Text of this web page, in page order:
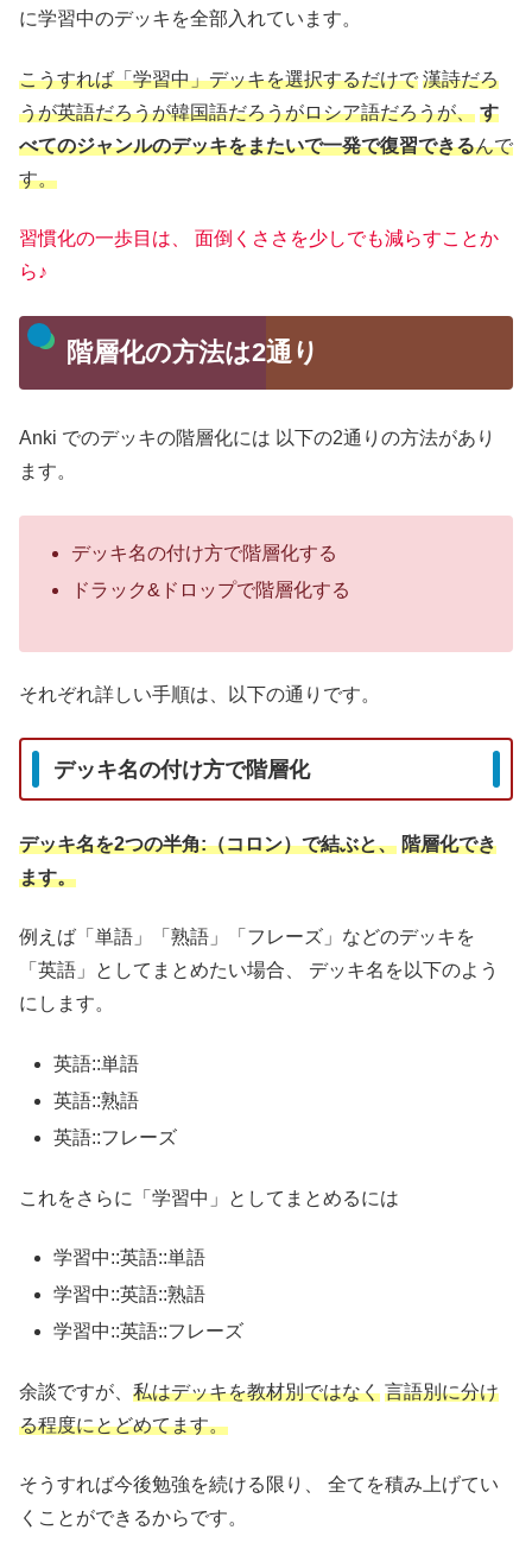
に学習中のデッキを全部入れています。
こうすれば「学習中」デッキを選択するだけで 漢詩だろ
うが英語だろうが韓国語だろうがロシア語だろうが、 す
べてのジャンルのデッキをまたいで一発で復習できるんで
す。
習慣化の一歩目は、
面倒くささを少しでも減らすことか
ら♪
階層化の方法は2通り
Anki でのデッキの階層化には 以下の2通りの方法があり
ます。
デッキ名の付け方で階層化する
ドラック&ドロップで階層化する
それぞれ詳しい手順は、以下の通りです。
デッキ名の付け方で階層化
デッキ名を2つの半角:（コロン）で結ぶと、 階層化でき
ます。
例えば「単語」「熟語」「フレーズ」などのデッキを
「英語」としてまとめたい場合、
デッキ名を以下のよう
にします。
英語::単語
英語::熟語
英語::フレーズ
これをさらに「学習中」としてまとめるには
学習中::英語::単語
学習中::英語::熟語
学習中::英語::フレーズ
余談ですが、 私はデッキを教材別ではなく 言語別に分け
る程度にとどめてます。
そうすれば今後勉強を続ける限り、
全てを積み上げてい
くことができるからです。